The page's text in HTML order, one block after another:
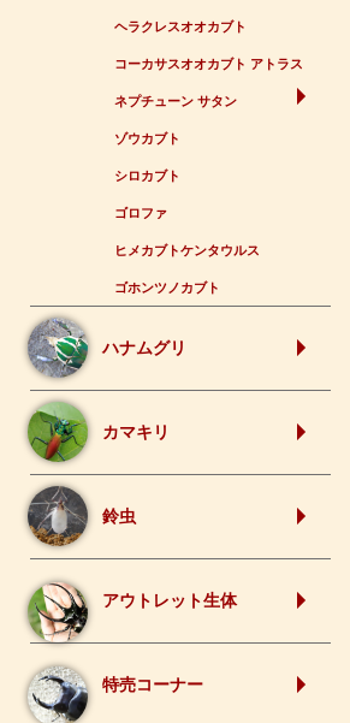
ヘラクレスオオカブト
コーカサスオオカブト アトラス
ネプチューン サタン
ゾウカブト
シロカブト
ゴロファ
ヒメカブトケンタウルス
ゴホンツノカブト
ハナムグリ
カマキリ
鈴虫
アウトレット生体
特売コーナー